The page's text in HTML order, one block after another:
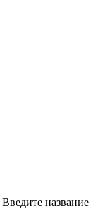
Введите название